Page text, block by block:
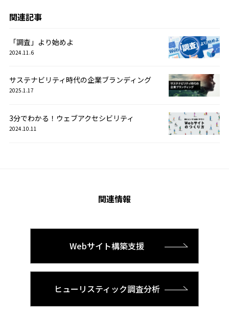
関連記事
「調査」より始めよ
2024.11.6
サステナビリティ時代の企業ブランディング
2025.1.17
3分でわかる！ウェブアクセシビリティ
2024.10.11
関連情報
Webサイト構築支援
ヒューリスティック調査分析